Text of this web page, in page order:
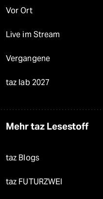
Vor Ort
Live im Stream
Vergangene
taz lab 2027
Mehr taz Lesestoff
taz Blogs
taz FUTURZWEI